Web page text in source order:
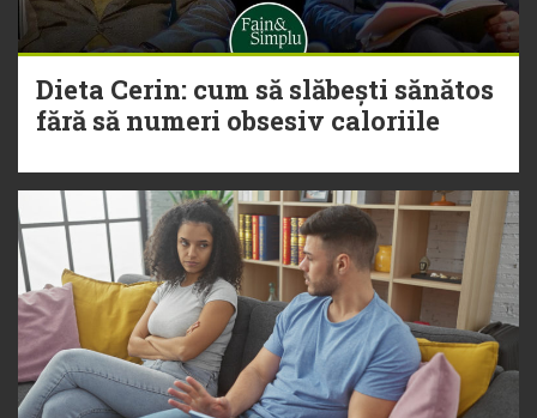
Dieta Cerin: cum să slăbești sănătos
fără să numeri obsesiv caloriile